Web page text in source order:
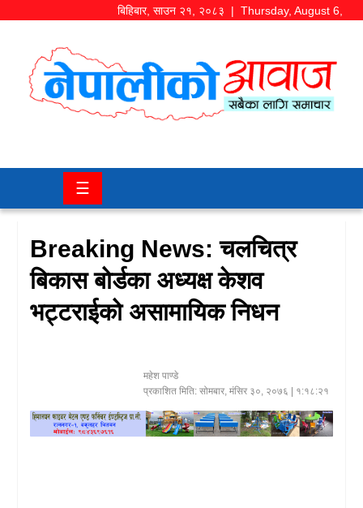
बिहिबार,साउन २१, २०८३ | Thursday, August 6,
समाज/
चितवन
मनोरञ्जन
बजार
प्रदेश
☰
Breaking News: चलचित्र
बिकास बोर्डका अध्यक्ष केशव
भट्टराईको असामायिक निधन
महेश पाण्डे
प्रकाशित मिति: सोमबार, मंसिर ३०, २०७६ | १:१८:२१